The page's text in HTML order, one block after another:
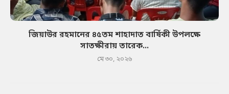
জিয়াউর রহমানের ৪৫তম শাহাদাত বার্ষিকী উপলক্ষে
সাতক্ষীরায় তারেক...
মে ৩০, ২০২৬